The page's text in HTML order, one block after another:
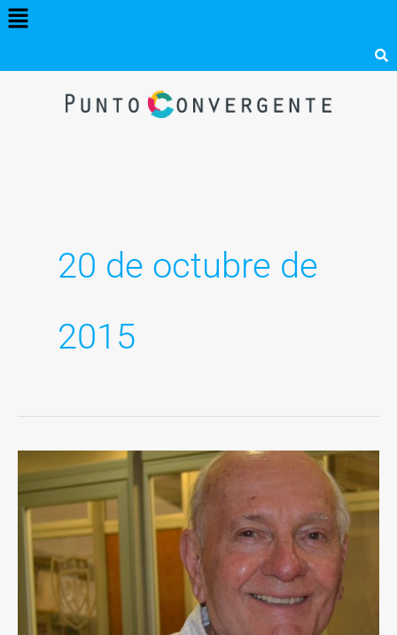
Menú
20 de octubre de
2015
la
guerra